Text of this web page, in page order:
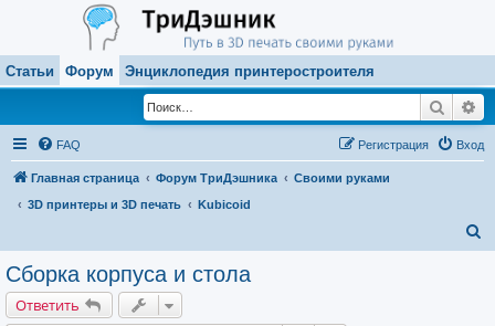
Статьи Форум Энциклопедия принтеростроителя
Поиск
FAQ Вход
Регистрация
Главная страница Форум ТриДэшника
Своими руками
3D принтеры и 3D печать
Kubicoid
Сборка корпуса и стола
Ответить